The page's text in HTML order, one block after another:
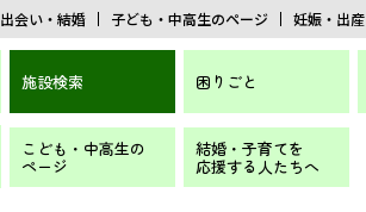
出会い・結婚 子ども・中高生のページ 妊娠・出産
施設検索 困りごと
こども・中高生の
ページ
結婚・子育てを
応援する人たちへ